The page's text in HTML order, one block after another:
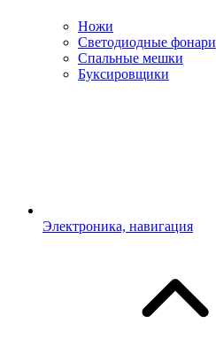
Ножи
Светодиодные фонари
Спальные мешки
Буксировщики
Электроника, навигация